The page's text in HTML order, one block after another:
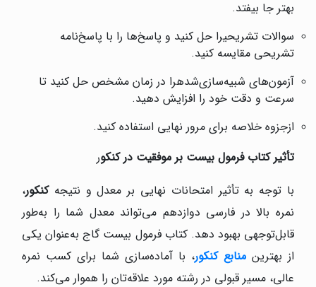
بهتر جا بیفتد.
سوالات تشریحیرا حل کنید و پاسخ‌ها را با پاسخ‌نامه
تشریحی مقایسه کنید.
آزمون‌های شبیه‌سازی‌شدهرا در زمان مشخص حل کنید تا
سرعت و دقت خود را افزایش دهید.
ازجزوه خلاصه برای مرور نهایی استفاده کنید.
تأثیر کتاب فرمول بیست بر موفقیت در کنکور
با توجه به تأثیر امتحانات نهایی بر معدل و نتیجهکنکور،
نمره بالا در فارسی دوازدهم می‌تواند معدل شما را به‌طور
قابل‌توجهی بهبود دهد. کتاب فرمول بیست گاج به‌عنوان یکی
از بهترین منابع کنکور، با آماده‌سازی شما برای کسب نمره
عالی، مسیر قبولی در رشته مورد علاقه‌تان را هموار می‌کند.